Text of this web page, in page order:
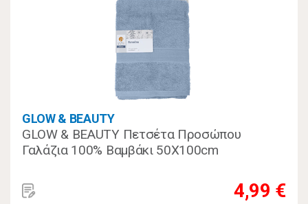
GLOW & BEAUTY
GLOW & BEAUTY Πετσέτα Προσώπου
Γαλάζια 100% Βαμβάκι 50Χ100cm
4,99 €